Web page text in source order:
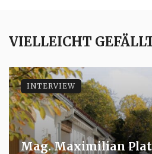
VIELLEICHT
Mag. Maximilian
INTERVIEW